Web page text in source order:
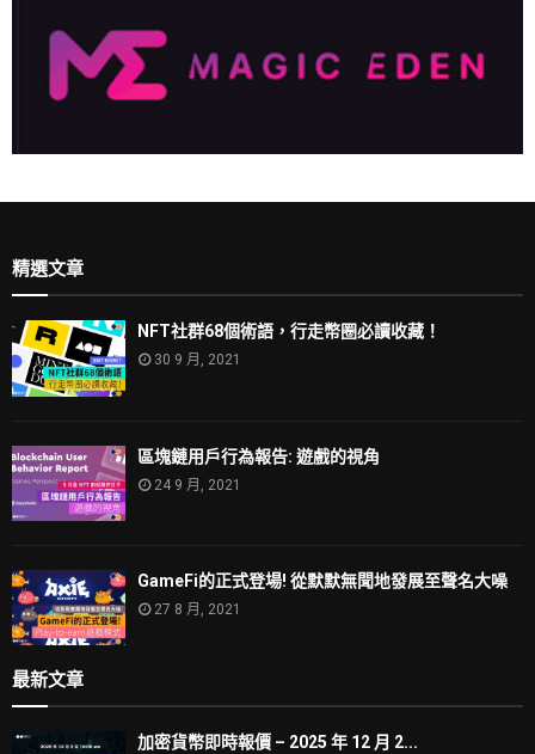
精選文章
NFT社群68個術語，行走幣圈必讀收藏！
30 9 月, 2021
區塊鏈用戶行為報告: 遊戲的視角
24 9 月, 2021
GameFi的正式登場! 從默默無聞地發展至聲名大噪
27 8 月, 2021
最新文章
加密貨幣即時報價 – 2025 年 12 月 2...